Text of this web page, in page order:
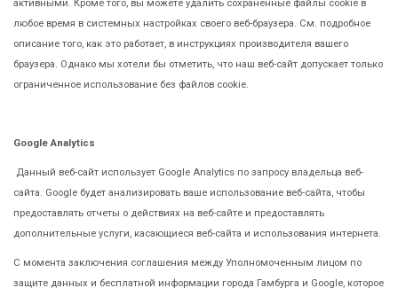
активными. Кроме того, вы можете удалить сохраненные файлы cookie в
любое время в системных настройках своего веб-браузера. См. подробное
описание того, как это работает, в инструкциях производителя вашего
браузера. Однако мы хотели бы отметить, что наш веб-сайт допускает только
ограниченное использование без файлов cookie.
Google Analytics
Данный веб-сайт использует Google Analytics по запросу владельца веб-
сайта. Google будет анализировать ваше использование веб-сайта, чтобы
предоставлять отчеты о действиях на веб-сайте и предоставлять
дополнительные услуги, касающиеся веб-сайта и использования интернета.
С момента заключения соглашения между Уполномоченным лицом по
защите данных и бесплатной информации города Гамбурга и Google, которое